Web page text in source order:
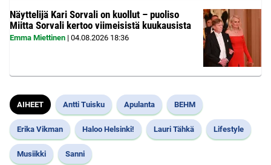
Näyttelijä Kari Sorvali on kuollut – puoliso
Miitta Sorvali kertoo viimeisistä kuukausista
Emma Miettinen | 04.08.2026 18:36
AIHEET Antti Tuisku Apulanta BEHM
Erika Vikman Haloo Helsinki! Lauri Tähkä Lifestyle
Musiikki Sanni